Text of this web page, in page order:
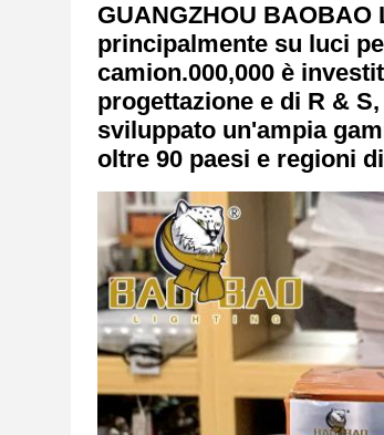
GUANGZHOU BAOBAO
principalmente su luci
camion.000,000 è
progettazione e di R &
sviluppato un'ampia
oltre 90 paesi e regioni